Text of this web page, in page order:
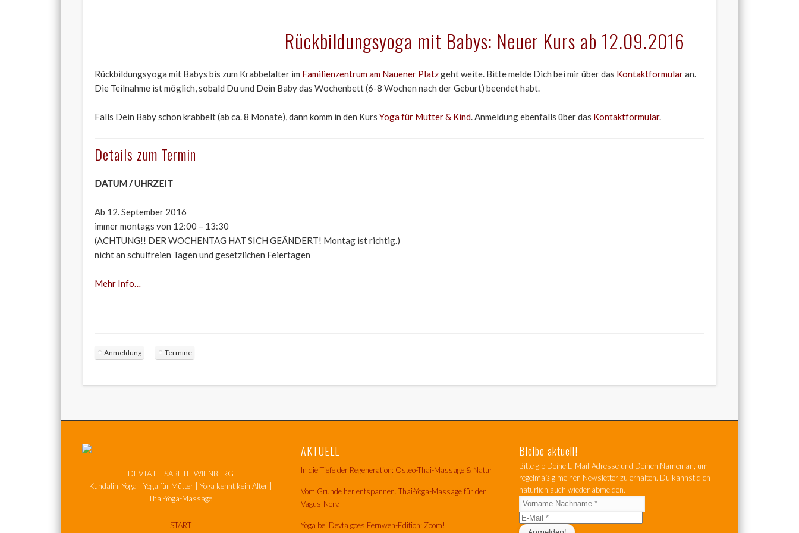
Rückbildungsyoga mit Babys: Neuer Kurs ab 12.09.2016
Rückbildungsyoga mit Babys bis zum Krabbelalter im Familienzentrum am Nauener Platzgeht weite. Bitte melde Dich bei mir über das Kontaktformularan.
Die Teilnahme ist möglich, sobald Du und Dein Baby das Wochenbett (6-8 Wochen nach der Geburt) beendet habt.
Falls Dein Baby schon krabbelt (ab ca. 8 Monate), dann komm in den Kurs Yoga für Mutter & Kind. Anmeldung ebenfalls über das Kontaktformular.
Details zum Termin
DATUM / UHRZEIT
Ab 12. September 2016
immer montags von 12:00 – 13:30
(ACHTUNG!! DER WOCHENTAG HAT SICH GEÄNDERT! Montag ist richtig.)
nicht an schulfreien Tagen und gesetzlichen Feiertagen
Mehr Info…
Anmeldung Termine
DEVTA ELISABETH WIENBERG
Kundalini Yoga | Yoga für Mütter | Yoga kennt kein Alter |
Thai-Yoga-Massage
START
AKTUELL
In die Tiefe der Regeneration: Osteo-Thai-Massage & Natur
Vom Grunde her entspannen. Thai-Yoga-Massage für den
Vagus-Nerv.
Yoga bei Devta goes Fernweh-Edition: Zoom!
Bleibe aktuell!
Bitte gib Deine E-Mail-Adresse und Deinen Namen an, um
regelmäßig meinen Newsletter zu erhalten. Du kannst dich
natürlich auch wieder abmelden.